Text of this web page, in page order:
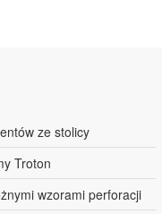
ze stolicy
Troton
wzorami perforacji